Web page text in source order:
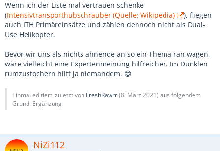
Wenn ich der Liste mal vertrauen schenke
(Intensivtransporthubschrauber (Quelle: Wikipedia)
), fliegen
auch ITH Primäreinsätze und zählen dennoch nicht als Dual-
Use Helikopter.
Bevor wir uns als nichts ahnende an so ein Thema ran wagen,
wäre vielleicht eine Expertenmeinung hilfreicher. Im Dunklen
rumzustochern hilft ja niemandem. 😅
Einmal editiert, zuletzt von FreshRawrr(8. März 2021) aus folgendem
Grund: Ergänzung
NiZi112